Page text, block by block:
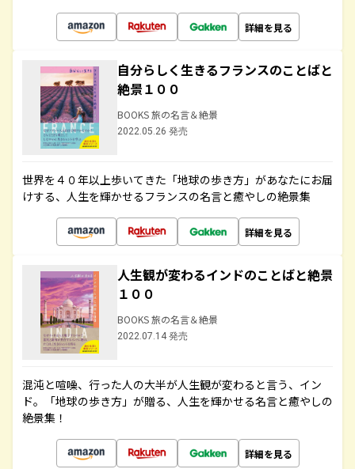
詳細を見る
自分らしく生きるフランスのことばと
絶景１００
BOOKS 旅の名言＆絶景
2022.05.26 発売
世界を４０年以上歩いてきた「地球の歩き方」があなたにお届
けする、人生を輝かせるフランスの名言と癒やしの絶景集
詳細を見る
人生観が変わるインドのことばと絶景
１００
BOOKS 旅の名言＆絶景
2022.07.14 発売
混沌と喧噪、行った人の大半が人生観が変わると言う、イン
ド。「地球の歩き方」が贈る、人生を輝かせる名言と癒やしの
絶景集！
詳細を見る